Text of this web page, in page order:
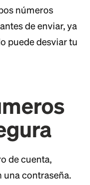
números
de enviar, ya
puede desviar tu
de cuenta,
una contraseña.